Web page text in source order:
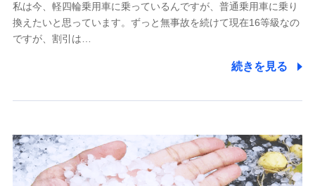
(https://pshoken.co.jp/)
リトルファミリー少額短期保険株式会社
(https://www.littlefamily-ssi.com/)
郵便、電話、およびＥメール等により、当社と取引のあるも
た維持管理等の委託業務遂行のため、またそれらに付帯、関
連する当社および提携会社のサービスを案内、提供するため
（なお、当社は複数の保険会社と取引があり、取得した個人
情報を取引のある他の保険会社の商品・サービスをご提案す
私は今、軽四輪乗用車に乗っているんですが、普通乗用車に乗り
換えたいと思っています。ずっと無事故を続けて現在16等級なの
ですが、割引は…
続きを見る